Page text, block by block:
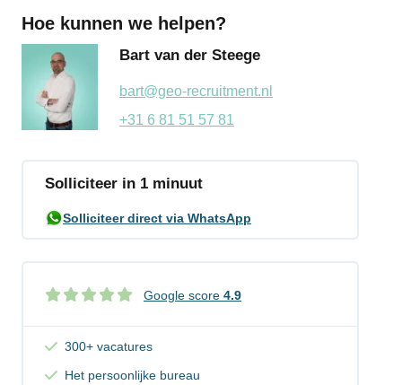
Hoe kunnen we helpen?
Bart van der Steege
bart@geo-recruitment.nl
+31 6 81 51 57 81
Solliciteer in 1 minuut
Solliciteer direct via WhatsApp
Google score 4.9
300+ vacatures
Het persoonlijke bureau